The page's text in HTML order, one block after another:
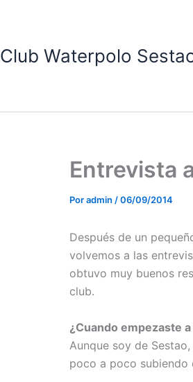
Club Waterpolo
Entrevista
Poradmin /06/09/2014
Después de un
volvemos a las
obtuvo muy buenos
club.
¿Cuando empezaste
Aunque soy de
poco a poco subiendo